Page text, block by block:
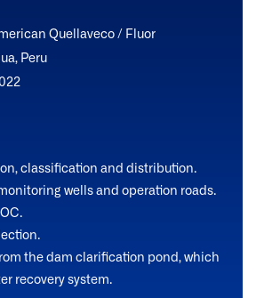
Quellaveco / Fluor
Peru
classification and distribution.
wells and operation roads.
the dam clarification pond, which
recovery system.